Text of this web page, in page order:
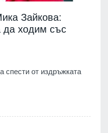
Зайкова:
ходим със
спести от издръжката